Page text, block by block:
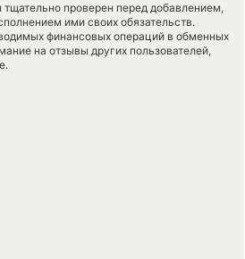
проверен перед добавлением,
ими своих обязательств.
финансовых операций в обменных
на отзывы других пользователей,